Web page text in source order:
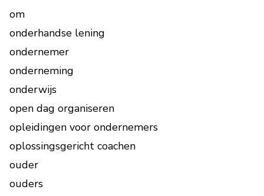
om
onderhandse lening
ondernemer
onderneming
onderwijs
open dag organiseren
opleidingen voor ondernemers
oplossingsgericht coachen
ouder
ouders